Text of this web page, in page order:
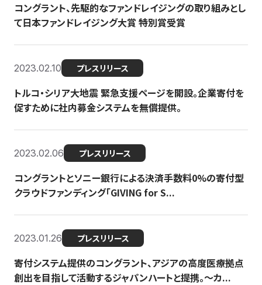
コングラント、先駆的なファンドレイジングの取り組みとし
て日本ファンドレイジング大賞 特別賞受賞
2023.02.10 プレスリリース
トルコ・シリア大地震 緊急支援ページを開設。企業寄付を
促すために社内募金システムを無償提供。
2023.02.06 プレスリリース
コングラントとソニー銀行による決済手数料0%の寄付型
クラウドファンディング「GIVING for S...
2023.01.26 プレスリリース
寄付システム提供のコングラント、アジアの高度医療拠点
創出を目指して活動するジャパンハートと提携。〜カ...